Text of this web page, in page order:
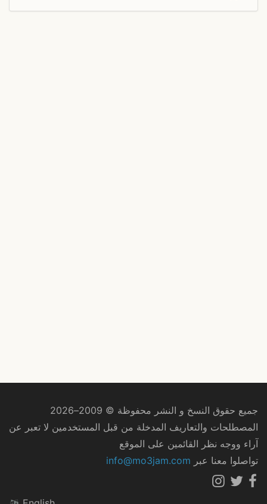
جميع حقوق النسخ و النشر محفوظة © 2009–2026
المصطلحات والتعاريف المدخلة من قبل المستخدمين لا تعبر عن
آراء ووجه نظر القائمين على الموقع
تواصلوا معنا عبر info@mo3jam.com